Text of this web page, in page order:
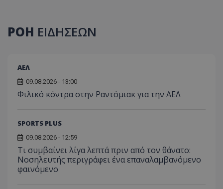
ΡΟΗ ΕΙΔΗΣΕΩΝ
ΑΕΛ
09.08.2026 - 13:00
Φιλικό κόντρα στην Ραντόμιακ για την ΑΕΛ
SPORTS PLUS
09.08.2026 - 12:59
Τι συμβαίνει λίγα λεπτά πριν από τον θάνατο:
Νοσηλευτής περιγράφει ένα επαναλαμβανόμενο
φαινόμενο